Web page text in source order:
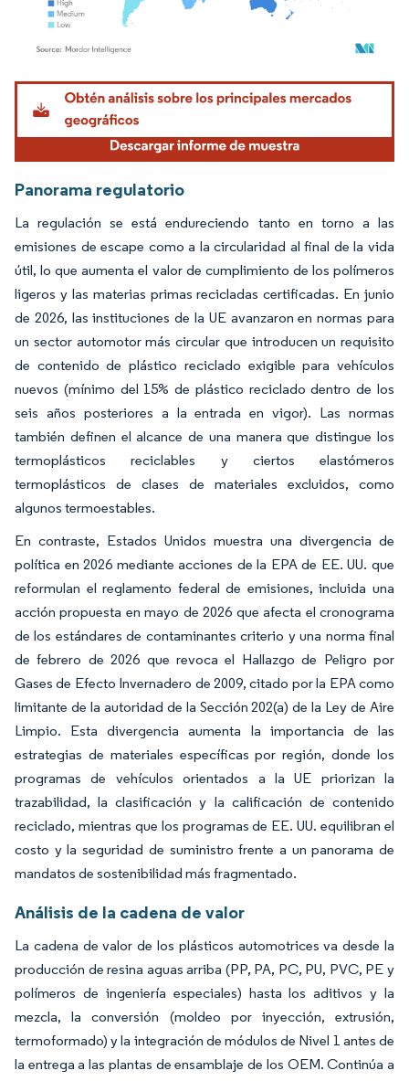
Imagen © Mordor Intelligence. El uso requiere atribución según CC BY 4.0.
Panorama regulatorio
La regulación se está endureciendo tanto en torno a las
emisiones de escape como a la circularidad al final de la vida
útil, lo que aumenta el valor de cumplimiento de los polímeros
ligeros y las materias primas recicladas certificadas. En junio
de 2026, las instituciones de la UE avanzaron en normas para
un sector automotor más circular que introducen un requisito
de contenido de plástico reciclado exigible para vehículos
nuevos (mínimo del 15% de plástico reciclado dentro de los
seis años posteriores a la entrada en vigor). Las normas
también definen el alcance de una manera que distingue los
termoplásticos reciclables y ciertos elastómeros
termoplásticos de clases de materiales excluidos, como
algunos termoestables.
En contraste, Estados Unidos muestra una divergencia de
política en 2026 mediante acciones de la EPA de EE. UU. que
reformulan el reglamento federal de emisiones, incluida una
acción propuesta en mayo de 2026 que afecta el cronograma
de los estándares de contaminantes criterio y una norma final
de febrero de 2026 que revoca el Hallazgo de Peligro por
Gases de Efecto Invernadero de 2009, citado por la EPA como
limitante de la autoridad de la Sección 202(a) de la Ley de Aire
Limpio. Esta divergencia aumenta la importancia de las
estrategias de materiales específicas por región, donde los
programas de vehículos orientados a la UE priorizan la
trazabilidad, la clasificación y la calificación de contenido
reciclado, mientras que los programas de EE. UU. equilibran el
costo y la seguridad de suministro frente a un panorama de
mandatos de sostenibilidad más fragmentado.
Análisis de la cadena de valor
La cadena de valor de los plásticos automotrices va desde la
producción de resina aguas arriba (PP, PA, PC, PU, PVC, PE y
polímeros de ingeniería especiales) hasta los aditivos y la
mezcla, la conversión (moldeo por inyección, extrusión,
termoformado) y la integración de módulos de Nivel 1 antes de
la entrega a las plantas de ensamblaje de los OEM. Continúa a